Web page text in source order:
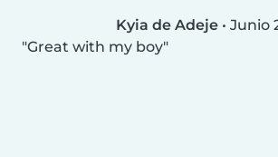
Kyia de Adeje • Junio
Great with my boy